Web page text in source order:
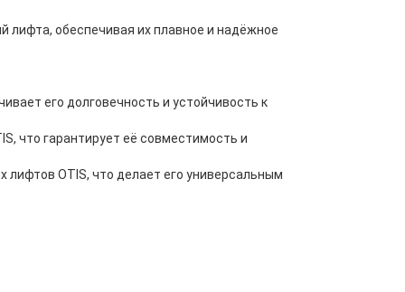
лифта, обеспечивая их плавное и надёжное
его долговечность и устойчивость к
что гарантирует её совместимость и
OTIS, что делает его универсальным